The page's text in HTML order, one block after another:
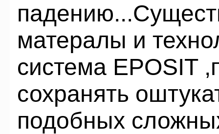
матералы и
система EPOSIT
сохранять
подобных